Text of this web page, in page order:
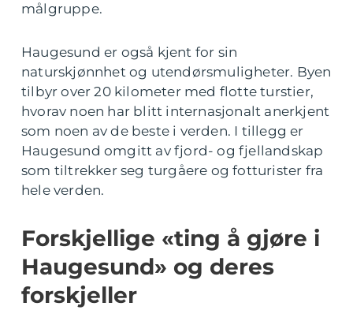
målgruppe.
Haugesund er også kjent for sin
naturskjønnhet og utendørsmuligheter. Byen
tilbyr over 20 kilometer med flotte turstier,
hvorav noen har blitt internasjonalt anerkjent
som noen av de beste i verden. I tillegg er
Haugesund omgitt av fjord- og fjellandskap
som tiltrekker seg turgåere og fotturister fra
hele verden.
Forskjellige «ting å gjøre i
Haugesund» og deres
forskjeller